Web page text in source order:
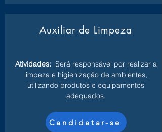
Auxiliar de Limpeza
Atividades: Será responsável por realizar a
limpeza e higienização de ambientes,
utilizando produtos e equipamentos
adequados.
Candidatar-se